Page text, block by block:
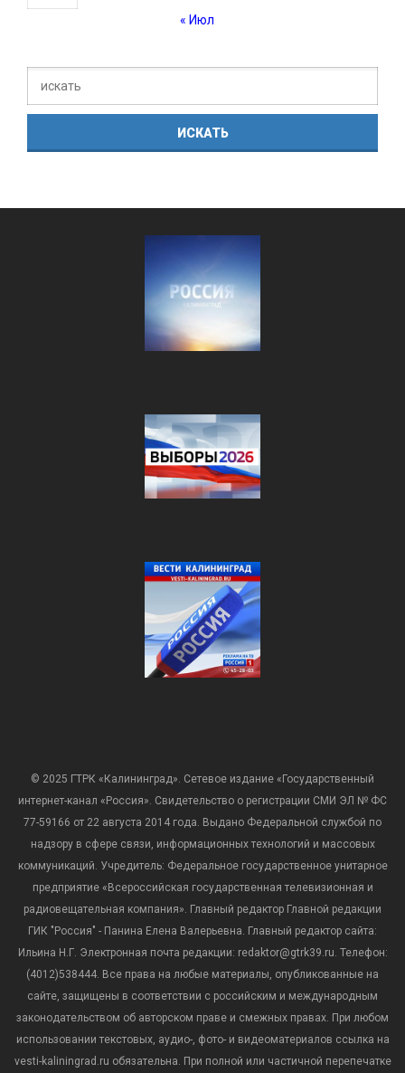
« Июл
© 2025 ГТРК «Калининград». Сетевое издание «Государственный
интернет-канал «Россия». Свидетельство о регистрации СМИ ЭЛ № ФС
77-59166 от 22 августа 2014 года. Выдано Федеральной службой по
надзору в сфере связи, информационных технологий и массовых
коммуникаций. Учредитель: Федеральное государственное унитарное
предприятие «Всероссийская государственная телевизионная и
радиовещательная компания». Главный редактор Главной редакции
ГИК "Россия" - Панина Елена Валерьевна. Главный редактор сайта:
Ильина Н.Г. Электронная почта редакции: redaktor@gtrk39.ru. Телефон:
(4012)538444. Все права на любые материалы, опубликованные на
сайте, защищены в соответствии с российским и международным
законодательством об авторском праве и смежных правах. При любом
использовании текстовых, аудио-, фото- и видеоматериалов ссылка на
vesti-kaliningrad.ru обязательна. При полной или частичной перепечатке